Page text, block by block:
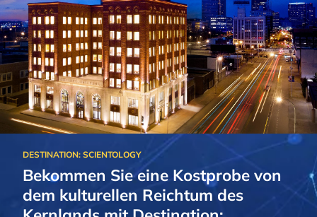
Bekommen Sie eine Kostprobe von
dem kulturellen Reichtum des